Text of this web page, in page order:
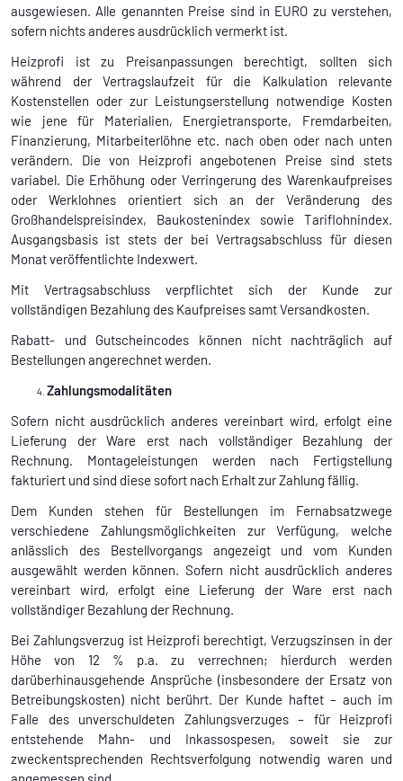
ausgewiesen. Alle genannten Preise sind in EURO zu verstehen,
sofern nichts anderes ausdrücklich vermerkt ist.
Heizprofi ist zu Preisanpassungen berechtigt, sollten sich
während der Vertragslaufzeit für die Kalkulation relevante
Kostenstellen oder zur Leistungserstellung notwendige Kosten
wie jene für Materialien, Energietransporte, Fremdarbeiten,
Finanzierung, Mitarbeiterlöhne etc. nach oben oder nach unten
verändern. Die von Heizprofi angebotenen Preise sind stets
variabel. Die Erhöhung oder Verringerung des Warenkaufpreises
oder Werklohnes orientiert sich an der Veränderung des
Großhandelspreisindex, Baukostenindex sowie Tariflohnindex.
Ausgangsbasis ist stets der bei Vertragsabschluss für diesen
Monat veröffentlichte Indexwert.
Mit Vertragsabschluss verpflichtet sich der Kunde zur
vollständigen Bezahlung des Kaufpreises samt Versandkosten.
Rabatt- und Gutscheincodes können nicht nachträglich auf
Bestellungen angerechnet werden.
Zahlungsmodalitäten
Sofern nicht ausdrücklich anderes vereinbart wird, erfolgt eine
Lieferung der Ware erst nach vollständiger Bezahlung der
Rechnung. Montageleistungen werden nach Fertigstellung
fakturiert und sind diese sofort nach Erhalt zur Zahlung fällig.
Dem Kunden stehen für Bestellungen im Fernabsatzwege
verschiedene Zahlungsmöglichkeiten zur Verfügung, welche
anlässlich des Bestellvorgangs angezeigt und vom Kunden
ausgewählt werden können. Sofern nicht ausdrücklich anderes
vereinbart wird, erfolgt eine Lieferung der Ware erst nach
vollständiger Bezahlung der Rechnung.
Bei Zahlungsverzug ist Heizprofi berechtigt, Verzugszinsen in der
Höhe von 12 % p.a. zu verrechnen; hierdurch werden
darüberhinausgehende Ansprüche (insbesondere der Ersatz von
Betreibungskosten) nicht berührt. Der Kunde haftet – auch im
Falle des unverschuldeten Zahlungsverzuges – für Heizprofi
entstehende Mahn- und Inkassospesen, soweit sie zur
zweckentsprechenden Rechtsverfolgung notwendig waren und